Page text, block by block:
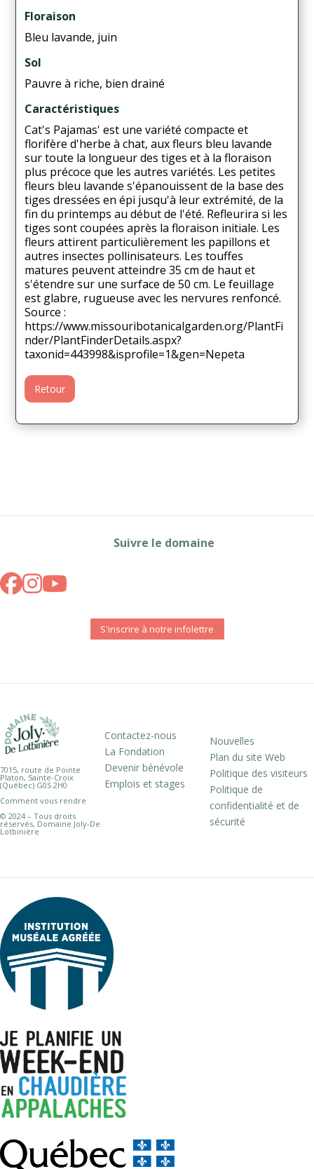
Floraison
Bleu lavande, juin
Sol
Pauvre à riche, bien drainé
Caractéristiques
Cat's Pajamas' est une variété compacte et
florifère d'herbe à chat, aux fleurs bleu lavande
sur toute la longueur des tiges et à la floraison
plus précoce que les autres variétés. Les petites
fleurs bleu lavande s'épanouissent de la base des
tiges dressées en épi jusqu'à leur extrémité, de la
fin du printemps au début de l'été. Refleurira si les
tiges sont coupées après la floraison initiale. Les
fleurs attirent particulièrement les papillons et
autres insectes pollinisateurs. Les touffes
matures peuvent atteindre 35 cm de haut et
s'étendre sur une surface de 50 cm. Le feuillage
est glabre, rugueuse avec les nervures renfoncé.
Source :
https://www.missouribotanicalgarden.org/PlantFi
nder/PlantFinderDetails.aspx?
taxonid=443998&isprofile=1&gen=Nepeta
Retour
Suivre le domaine
S'inscrire à notre infolettre
7015, route de Pointe
Platon, Sainte-Croix
(Québec) G0S 2H0
Comment vous rendre
© 2024 – Tous droits
réservés, Domaine Joly-De
Lotbinière
Contactez-nous
La Fondation
Devenir bénévole
Emplois et stages
Nouvelles
Plan du site Web
Politique des visiteurs
Politique de
confidentialité et de
sécurité